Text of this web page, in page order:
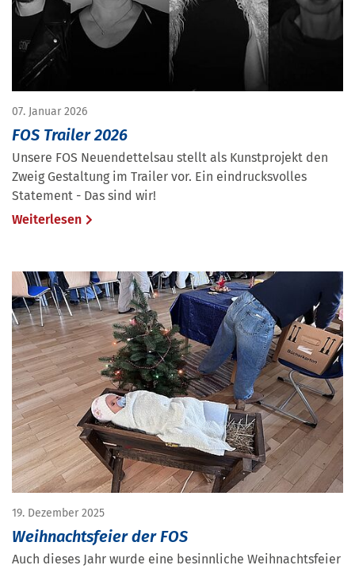
07. Januar 2026
FOS Trailer 2026
Unsere FOS Neuendettelsau stellt als Kunstprojekt den
Zweig Gestaltung im Trailer vor. Ein eindrucksvolles
Statement - Das sind wir!
Weiterlesen
19. Dezember 2025
Weihnachtsfeier der FOS
Auch dieses Jahr wurde eine besinnliche Weihnachtsfeier